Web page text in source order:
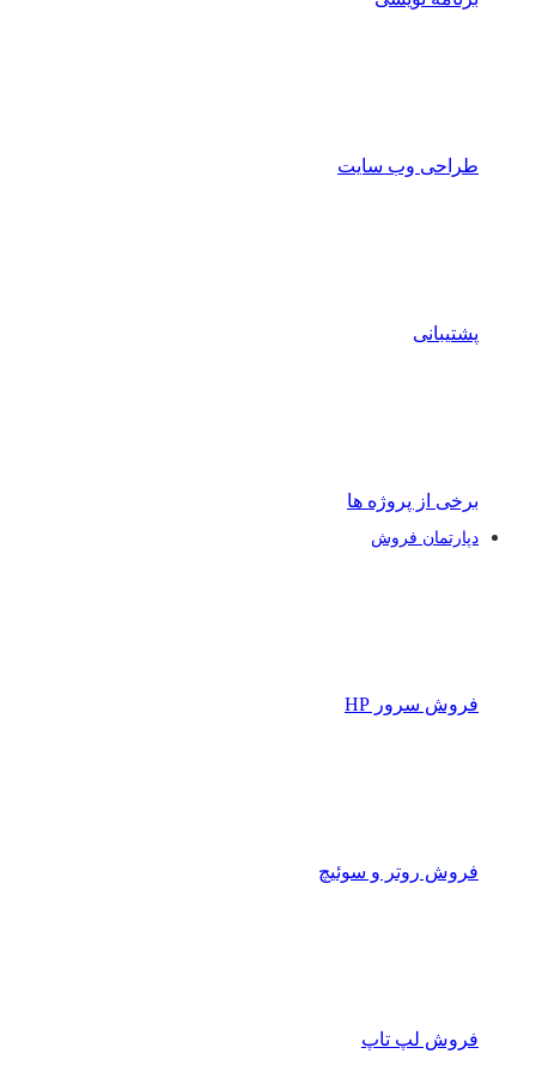
طراحی وب سایت
پشتیبانی
برخی از پروژه ها
دپارتمان فروش
فروش سرور HP
فروش روتر و سوئیچ
فروش لپ تاپ